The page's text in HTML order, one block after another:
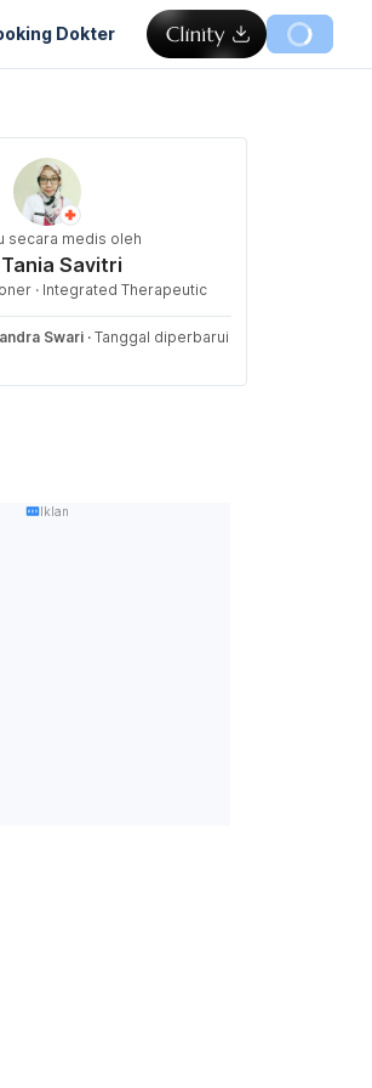
Dokter
secara medis oleh
Savitri
· Integrated Therapeutic
Swari · Tanggal diperbarui
Iklan